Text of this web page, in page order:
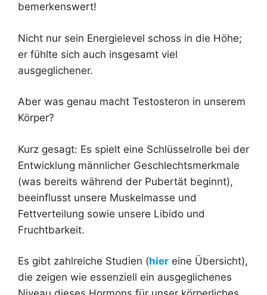
bemerkenswert!
Nicht nur sein Energielevel schoss in die Höhe;
er fühlte sich auch insgesamt viel
ausgeglichener.
Aber was genau macht Testosteron in unserem
Körper?
Kurz gesagt: Es spielt eine Schlüsselrolle bei der
Entwicklung männlicher Geschlechtsmerkmale
(was bereits während der Pubertät beginnt),
beeinflusst unsere Muskelmasse und
Fettverteilung sowie unsere Libido und
Fruchtbarkeit.
Es gibt zahlreiche Studien (hier eine Übersicht),
die zeigen wie essenziell ein ausgeglichenes